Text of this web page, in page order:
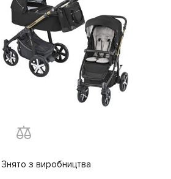
Знято з виробництва